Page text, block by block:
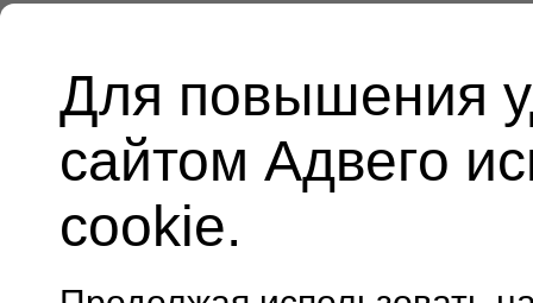
Для повышения
сайтом Адвего
cookie.